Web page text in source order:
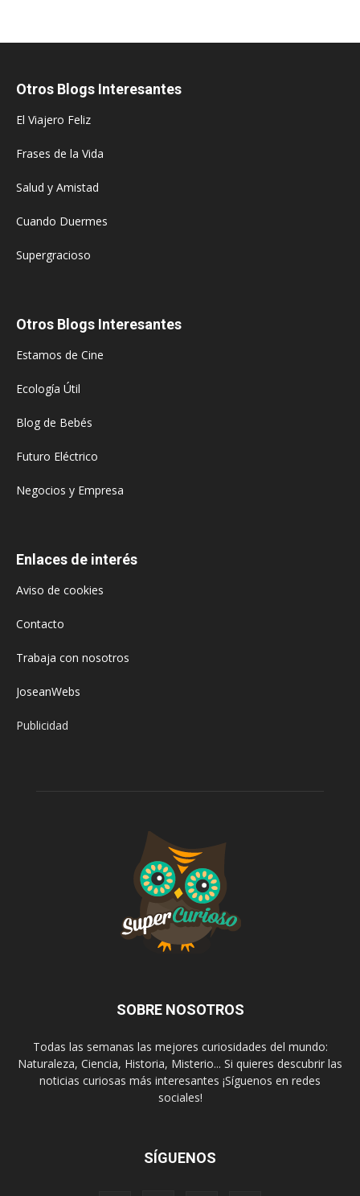
Otros Blogs Interesantes
El Viajero Feliz
Frases de la Vida
Salud y Amistad
Cuando Duermes
Supergracioso
Otros Blogs Interesantes
Estamos de Cine
Ecología Útil
Blog de Bebés
Futuro Eléctrico
Negocios y Empresa
Enlaces de interés
Aviso de cookies
Contacto
Trabaja con nosotros
JoseanWebs
Publicidad
SOBRE NOSOTROS
Todas las semanas las mejores curiosidades del mundo:
Naturaleza, Ciencia, Historia, Misterio... Si quieres descubrir las
noticias curiosas más interesantes ¡Síguenos en redes
sociales!
SÍGUENOS